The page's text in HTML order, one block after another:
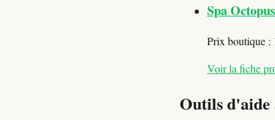
Spa
Prix boutique :
Voir la fiche
Outils d'aide